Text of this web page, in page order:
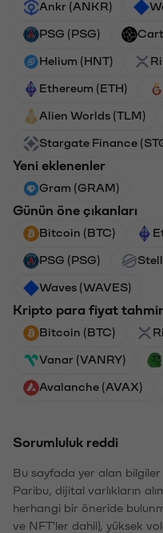
Ankr (ANKR)
PSG (PSG)
Helium (HNT)
Ethereum (ETH)
Alien Worlds (TLM)
Stargate Finance
Yeni eklenenler
Gram (GRAM)
Günün öne çıkanları
Bitcoin (BTC)
PSG (PSG)
Waves (WAVES)
Kripto para fiyat
Bitcoin (BTC)
Vanar (VANRY)
Avalanche (AVAX)
Sorumluluk reddi
Bu sayfada yer alan bilgiler
Paribu, dijital varlıkların
herhangi bir öneride
ve NFT'ler dahil), yüksek